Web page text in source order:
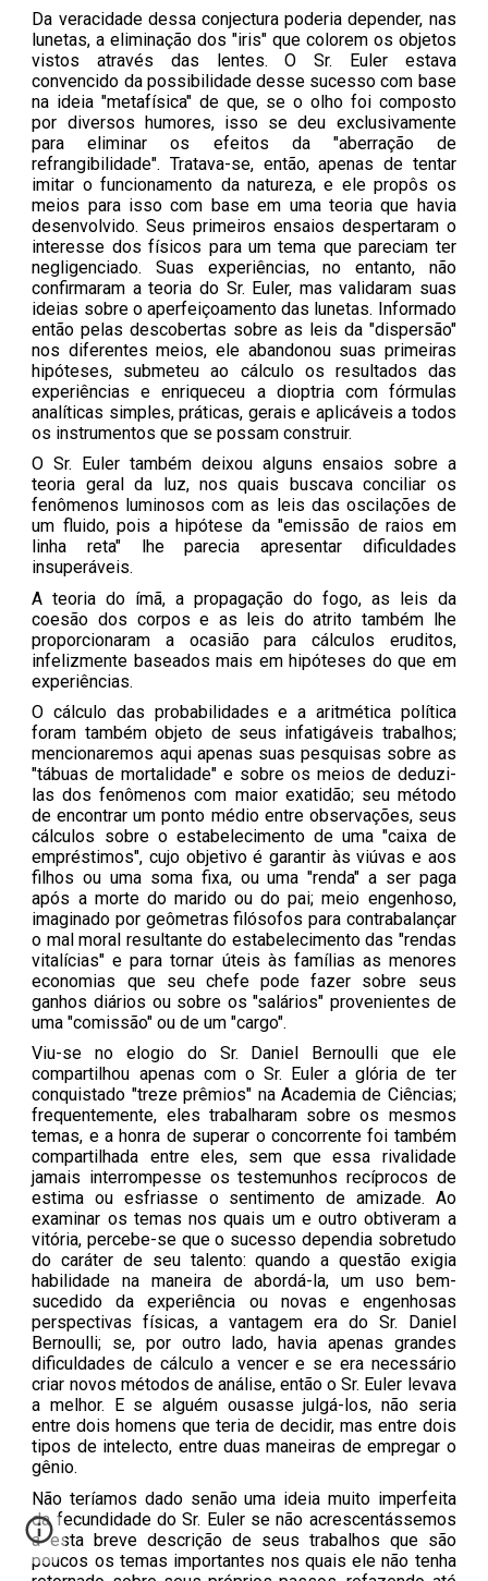
Da veracidade dessa conjectura poderia depender, nas
lunetas, a eliminação dos "iris" que colorem os objetos
vistos através das lentes. O Sr. Euler estava
convencido da possibilidade desse sucesso com base
na ideia "metafísica" de que, se o olho foi composto
por diversos humores, isso se deu exclusivamente
para eliminar os efeitos da "aberração de
refrangibilidade". Tratava-se, então, apenas de tentar
imitar o funcionamento da natureza, e ele propôs os
meios para isso com base em uma teoria que havia
desenvolvido. Seus primeiros ensaios despertaram o
interesse dos físicos para um tema que pareciam ter
negligenciado. Suas experiências, no entanto, não
confirmaram a teoria do Sr. Euler, mas validaram suas
ideias sobre o aperfeiçoamento das lunetas. Informado
então pelas descobertas sobre as leis da "dispersão"
nos diferentes meios, ele abandonou suas primeiras
hipóteses, submeteu ao cálculo os resultados das
experiências e enriqueceu a dioptria com fórmulas
analíticas simples, práticas, gerais e aplicáveis a todos
os instrumentos que se possam construir.
O Sr. Euler também deixou alguns ensaios sobre a
teoria geral da luz, nos quais buscava conciliar os
fenômenos luminosos com as leis das oscilações de
um fluido, pois a hipótese da "emissão de raios em
linha reta" lhe parecia apresentar dificuldades
insuperáveis.
A teoria do ímã, a propagação do fogo, as leis da
coesão dos corpos e as leis do atrito também lhe
proporcionaram a ocasião para cálculos eruditos,
infelizmente baseados mais em hipóteses do que em
experiências.
O cálculo das probabilidades e a aritmética política
foram também objeto de seus infatigáveis trabalhos;
mencionaremos aqui apenas suas pesquisas sobre as
"tábuas de mortalidade" e sobre os meios de deduzi-
las dos fenômenos com maior exatidão; seu método
de encontrar um ponto médio entre observações, seus
cálculos sobre o estabelecimento de uma "caixa de
empréstimos", cujo objetivo é garantir às viúvas e aos
filhos ou uma soma fixa, ou uma "renda" a ser paga
após a morte do marido ou do pai; meio engenhoso,
imaginado por geômetras filósofos para contrabalançar
o mal moral resultante do estabelecimento das "rendas
vitalícias" e para tornar úteis às famílias as menores
economias que seu chefe pode fazer sobre seus
ganhos diários ou sobre os "salários" provenientes de
uma "comissão" ou de um "cargo".
Viu-se no elogio do Sr. Daniel Bernoulli que ele
compartilhou apenas com o Sr. Euler a glória de ter
conquistado "treze prêmios" na Academia de Ciências;
frequentemente, eles trabalharam sobre os mesmos
temas, e a honra de superar o concorrente foi também
compartilhada entre eles, sem que essa rivalidade
jamais interrompesse os testemunhos recíprocos de
estima ou esfriasse o sentimento de amizade. Ao
examinar os temas nos quais um e outro obtiveram a
vitória, percebe-se que o sucesso dependia sobretudo
do caráter de seu talento: quando a questão exigia
habilidade na maneira de abordá-la, um uso bem-
sucedido da experiência ou novas e engenhosas
perspectivas físicas, a vantagem era do Sr. Daniel
Bernoulli; se, por outro lado, havia apenas grandes
dificuldades de cálculo a vencer e se era necessário
criar novos métodos de análise, então o Sr. Euler levava
a melhor. E se alguém ousasse julgá-los, não seria
entre dois homens que teria de decidir, mas entre dois
tipos de intelecto, entre duas maneiras de empregar o
gênio.
Não teríamos dado senão uma ideia muito imperfeita
da fecundidade do Sr. Euler se não acrescentássemos
a esta breve descrição de seus trabalhos que são
poucos os temas importantes nos quais ele não tenha